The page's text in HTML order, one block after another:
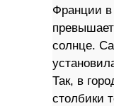
Франции в
солнце.
Так, в
столбики